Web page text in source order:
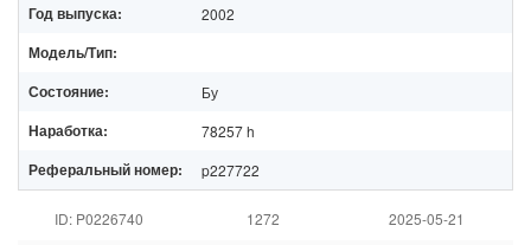
Год выпуска: 2002
Модель/Тип:
Состояние:
Бу
Наработка: 78257 h
Реферальный номер: p227722
ID: P0226740 1272 2025-05-21